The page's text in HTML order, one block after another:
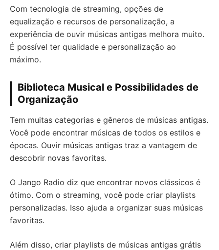
Com tecnologia de streaming, opções de
equalização e recursos de personalização, a
experiência de ouvir músicas antigas melhora muito.
É possível ter qualidade e personalização ao
máximo.
Biblioteca Musical e Possibilidades de
Organização
Tem muitas categorias e gêneros de músicas antigas.
Você pode encontrar músicas de todos os estilos e
épocas. Ouvir músicas antigas traz a vantagem de
descobrir novas favoritas.
O Jango Radio diz que encontrar novos clássicos é
ótimo. Com o streaming, você pode criar playlists
personalizadas. Isso ajuda a organizar suas músicas
favoritas.
Além disso, criar playlists de músicas antigas grátis